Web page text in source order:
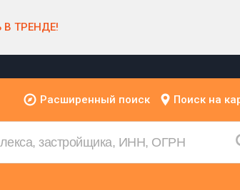
В ТРЕНДЕ!
Расширенный поиск Поиск на